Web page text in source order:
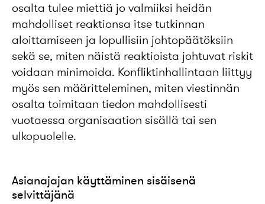
osalta tulee miettiä jo valmiiksi heidän
mahdolliset reaktionsa itse tutkinnan
aloittamiseen ja lopullisiin johtopäätöksiin
sekä se, miten näistä reaktioista johtuvat riskit
voidaan minimoida. Konfliktinhallintaan liittyy
myös sen määritteleminen, miten viestinnän
osalta toimitaan tiedon mahdollisesti
vuotaessa organisaation sisällä tai sen
ulkopuolelle.
Asianajajan käyttäminen sisäisenä
selvittäjänä